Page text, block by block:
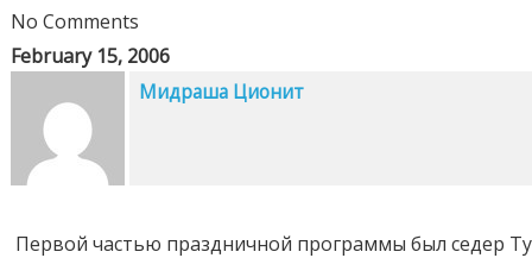
No Comments
February 15, 2006
Мидраша Ционит
Первой частью праздничной программы был седер Ту